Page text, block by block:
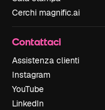
Cerchi magnific.ai
Contattaci
Assistenza clienti
Instagram
YouTube
LinkedIn